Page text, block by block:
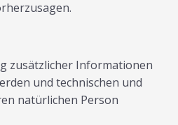
zusätzlicher Informationen
und technischen und
natürlichen Person